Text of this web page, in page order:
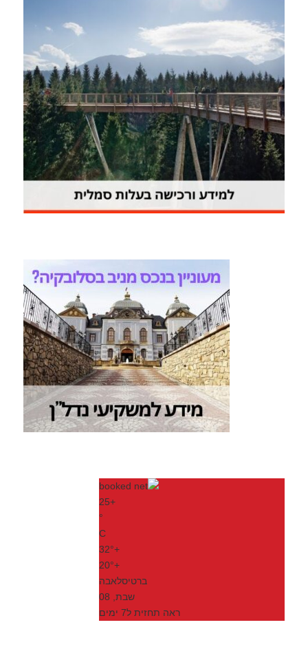
+
25
°
C
+
32°
+
20°
ברטיסלאבה
שבת, 08
ראה תחזית ל7 ימים